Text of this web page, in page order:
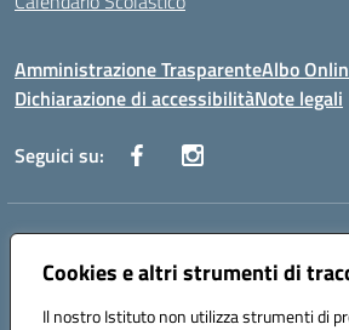
Cookies e altri strumenti di
Il nostro Istituto non utilizza strumenti di
Amministrazione TrasparenteAlbo
Dichiarazione di accessibilitàNote legali
Seguici su:
Indirizzo:Via Vecchini n. 2, Ancona 60123 - Via
60129
Posta elettronica certificata (PEC):